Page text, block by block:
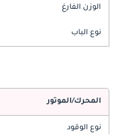
الوزن الفارغ
نوع الباب
المحرك/الموتور
نوع الوقود